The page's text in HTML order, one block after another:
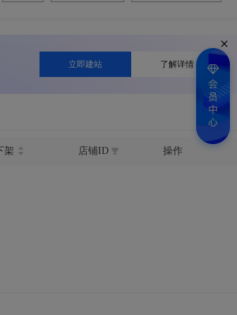
立即建站 了解详情
架 店铺ID 操作